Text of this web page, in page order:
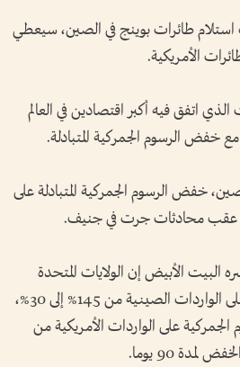
طائرات بوينج في الصين، سيعطي
الأمريكية.
اتفق فيه أكبر اقتصادين في العالم
خفض الرسوم الجمركية المتبادلة.
خفض الرسوم الجمركية المتبادلة على
عقب محادثات جرت في جنيف.
البيت الأبيض إن الولايات المتحدة
ستخفض الرسوم الجمركية على الواردات الصينية من 145% إلى 30%،
على الواردات الأمريكية من